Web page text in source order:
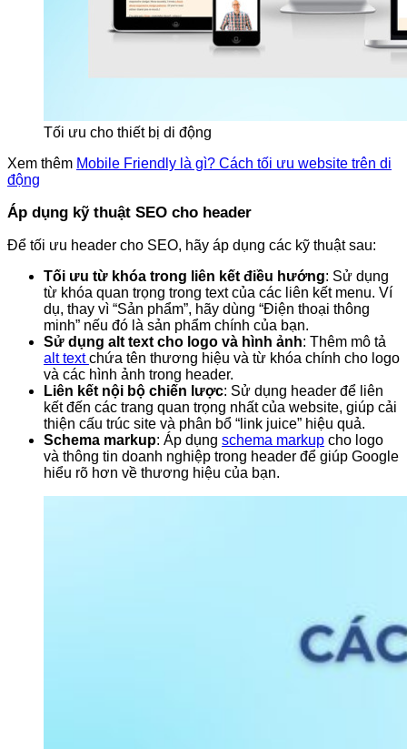
Tối ưu cho thiết bị di động
Xem thêm Mobile Friendly là gì? Cách tối ưu website trên di
động
Áp dụng kỹ thuật SEO cho header
Để tối ưu header cho SEO, hãy áp dụng các kỹ thuật sau:
Tối ưu từ khóa trong liên kết điều hướng: Sử dụng
từ khóa quan trọng trong text của các liên kết menu. Ví
dụ, thay vì “Sản phẩm”, hãy dùng “Điện thoại thông
minh” nếu đó là sản phẩm chính của bạn.
Sử dụng alt text cho logo và hình ảnh: Thêm mô tả
alt textchứa tên thương hiệu và từ khóa chính cho logo
và các hình ảnh trong header.
Liên kết nội bộ chiến lược: Sử dụng header để liên
kết đến các trang quan trọng nhất của website, giúp cải
thiện cấu trúc site và phân bổ “link juice” hiệu quả.
Schema markup: Áp dụng schema markup cho logo
và thông tin doanh nghiệp trong header để giúp Google
hiểu rõ hơn về thương hiệu của bạn.